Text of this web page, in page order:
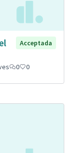
Acceptada
0 0